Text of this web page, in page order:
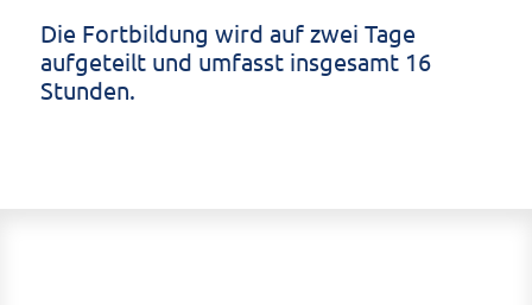
Die Fortbildung wird auf zwei Tage
aufgeteilt und umfasst insgesamt 16
Stunden.